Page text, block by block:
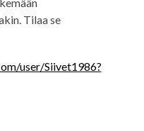
Tilaa se
user/Siivet1986?